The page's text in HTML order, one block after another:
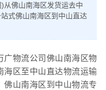
从佛山南海区发货运去中
式佛山南海区到中山直达
广物流公司佛山南海区物
海区至中山直达物流运输
佛山南海区到中山物流专